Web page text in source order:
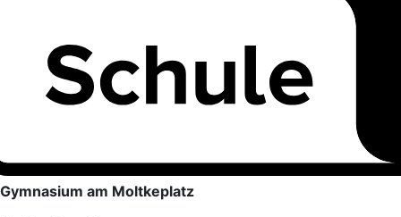
Gymnasium am Moltkeplatz